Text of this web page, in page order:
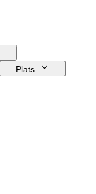
Plats